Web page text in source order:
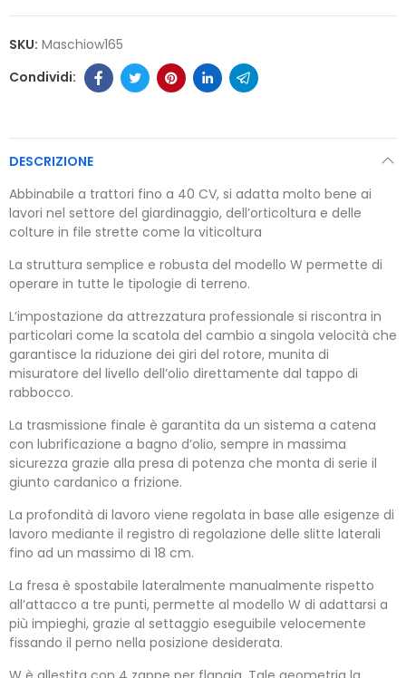
SKU: Maschiow165
DESCRIZIONE
Abbinabile a trattori fino a 40 CV, si adatta molto bene ai
lavori nel settore del giardinaggio, dell’orticoltura e delle
colture in file strette come la viticoltura
La struttura semplice e robusta del modello W permette di
operare in tutte le tipologie di terreno.
L’impostazione da attrezzatura professionale si riscontra in
particolari come la scatola del cambio a singola velocità che
garantisce la riduzione dei giri del rotore, munita di
misuratore del livello dell’olio direttamente dal tappo di
rabbocco.
La trasmissione finale è garantita da un sistema a catena
con lubrificazione a bagno d’olio, sempre in massima
sicurezza grazie alla presa di potenza che monta di serie il
giunto cardanico a frizione.
La profondità di lavoro viene regolata in base alle esigenze di
lavoro mediante il registro di regolazione delle slitte laterali
fino ad un massimo di 18 cm.
La fresa è spostabile lateralmente manualmente rispetto
all’attacco a tre punti, permette al modello W di adattarsi a
più impieghi, grazie al settaggio eseguibile velocemente
fissando il perno nella posizione desiderata.